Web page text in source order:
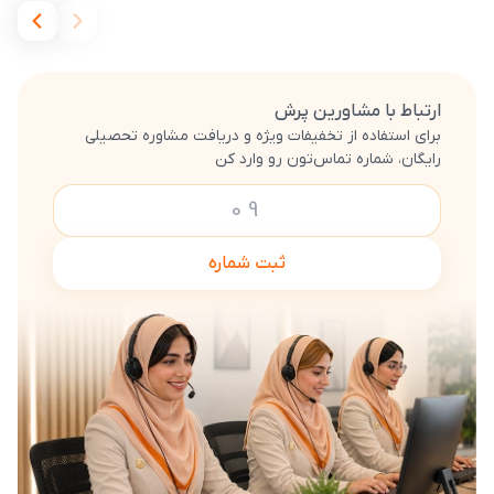
ارتباط با مشاورین پرش
برای استفاده از تخفیفات ویژه و دریافت مشاوره تحصیلی
رایگان، شماره تماس‌تون رو وارد کن
ثبت شماره